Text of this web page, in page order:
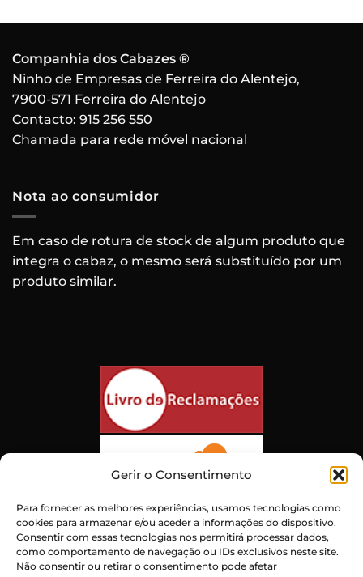
Gerir o Consentimento
Para fornecer as melhores experiências, usamos tecnologias como
cookies para armazenar e/ou aceder a informações do dispositivo.
Consentir com essas tecnologias nos permitirá processar dados,
como comportamento de navegação ou IDs exclusivos neste site.
Não consentir ou retirar o consentimento pode afetar
Companhia dos Cabazes ®
Ninho de Empresas de Ferreira do Alentejo,
7900-571 Ferreira do Alentejo
Contacto: 915 256 550
Chamada para rede móvel nacional
Nota ao consumidor
Em caso de rotura de stock de algum produto que
integra o cabaz, o mesmo será substituído por um
produto similar.